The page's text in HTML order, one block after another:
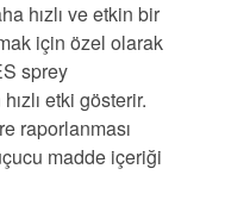
hızlı ve etkin bir
için özel olarak
sprey
etki gösterir.
raporlanması
madde içeriği